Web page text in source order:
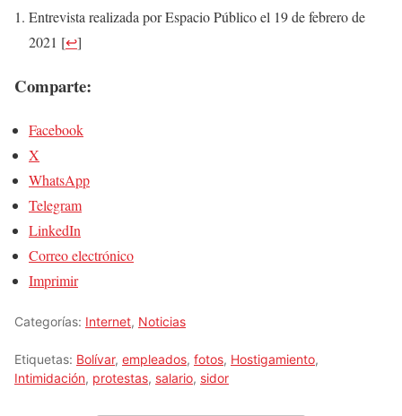
Entrevista realizada por Espacio Público el 19 de febrero de
2021 [↩]
Comparte:
Facebook
X
WhatsApp
Telegram
LinkedIn
Correo electrónico
Imprimir
Categorías: Internet, Noticias
Etiquetas: Bolívar, empleados, fotos, Hostigamiento,
Intimidación, protestas, salario, sidor